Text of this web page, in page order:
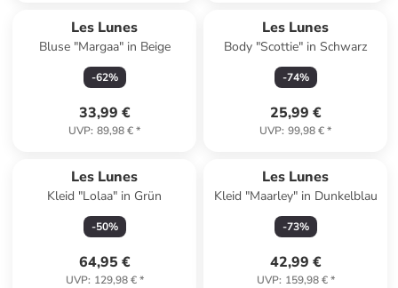
Les Lunes
Bluse "Margaa" in Beige
-62%
33,99 €
UVP: 89,98 €*
Les Lunes
Body "Scottie" in Schwarz
-74%
25,99 €
UVP: 99,98 €*
Les Lunes
Kleid "Lolaa" in Grün
-50%
64,95 €
UVP: 129,98 €*
Les Lunes
Kleid "Maarley" in Dunkelblau
-73%
42,99 €
UVP: 159,98 €*